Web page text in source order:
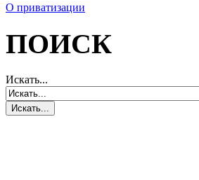
О приватизации
ПОИСК
Искать...